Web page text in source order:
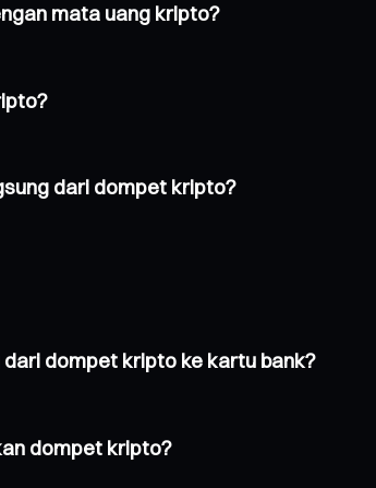
mata uang kripto?
dari dompet kripto?
dompet kripto ke kartu bank?
dompet kripto?